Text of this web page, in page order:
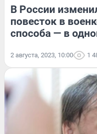
В России
повесток в
способа — в
2 августа, 2023, 10:00 1